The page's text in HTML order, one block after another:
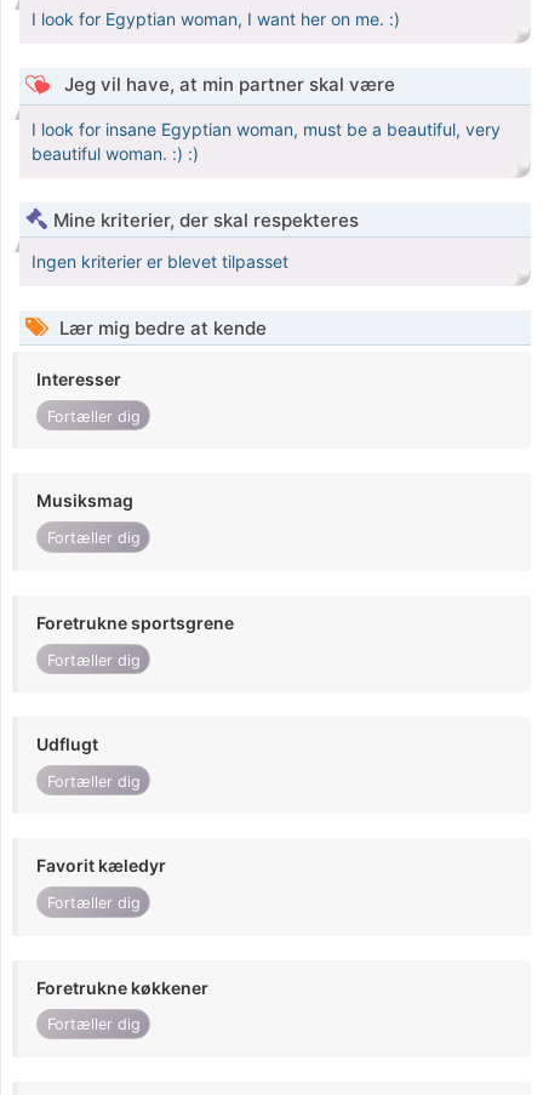
I look for Egyptian woman, I want her on me. :)
Jeg vil have, at min partner skal være
I look for insane Egyptian woman, must be a beautiful, very
beautiful woman. :) :)
Mine kriterier, der skal respekteres
Ingen kriterier er blevet tilpasset
Lær mig bedre at kende
Interesser
Fortæller dig
Musiksmag
Fortæller dig
Foretrukne sportsgrene
Fortæller dig
Udflugt
Fortæller dig
Favorit kæledyr
Fortæller dig
Foretrukne køkkener
Fortæller dig